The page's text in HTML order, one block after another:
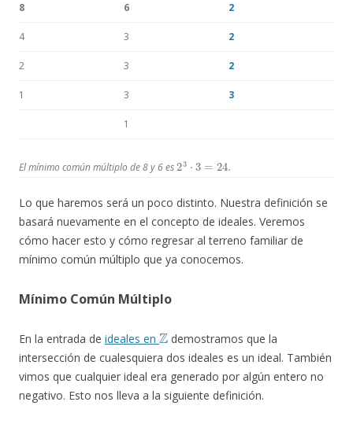
8 6 2
4 3 2
2 3 2
1 3 3
1
El mínimo común múltiplo de 8 y 6 es
23 3= 24.
Lo que haremos será un poco distinto. Nuestra definición se
basará nuevamente en el concepto de ideales. Veremos
cómo hacer esto y cómo regresar al terreno familiar de
mínimo común múltiplo que ya conocemos.
Mínimo Común Múltiplo
En la entrada de ideales en
Z
demostramos que la
intersección de cualesquiera dos ideales es un ideal. También
vimos que cualquier ideal era generado por algún entero no
negativo. Esto nos lleva a la siguiente definición.